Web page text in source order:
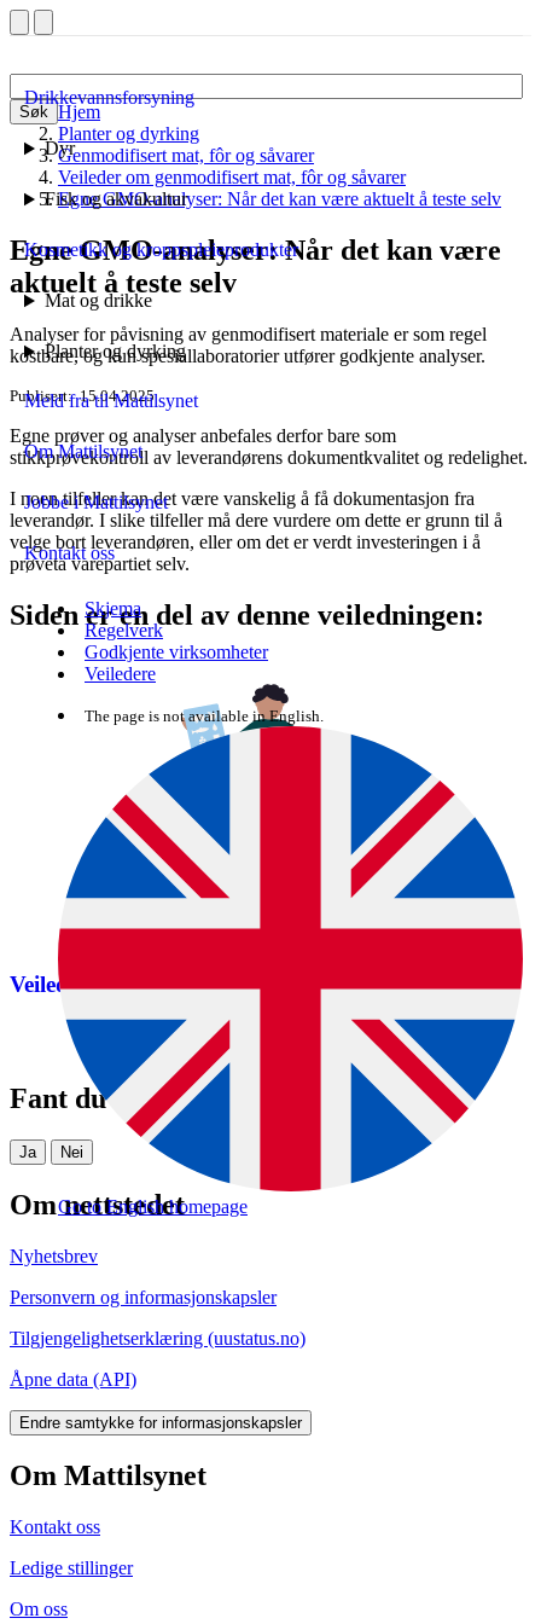
Søk
Drikkevannsforsyning
Dyr
Fisk og akvakultur
Kosmetikk og kroppspleieprodukter
Mat og drikke
Planter og dyrking
Meld fra til Mattilsynet
Om Mattilsynet
Jobbe i Mattilsynet
Kontakt oss
Skjema
Regelverk
Godkjente virksomheter
Veiledere
The page is not available in English.
Go to English homepage
Hjem
Planter og dyrking
Genmodifisert mat, fôr og såvarer
Veileder om genmodifisert mat, fôr og såvarer
Egne GMO-analyser: Når det kan være aktuelt å teste selv
Egne GMO-analyser: Når det kan være
aktuelt å teste selv
Analyser for påvisning av genmodifisert materiale er som regel
kostbare, og kun spesiallaboratorier utfører godkjente analyser.
Publisert 15.04.2025
Egne prøver og analyser anbefales derfor bare som
stikkprøvekontroll av leverandørens dokumentkvalitet og redelighet.
I noen tilfeller kan det være vanskelig å få dokumentasjon fra
leverandør. I slike tilfeller må dere vurdere om dette er grunn til å
velge bort leverandøren, eller om det er verdt investeringen i å
prøveta varepartiet selv.
Siden er en del av denne veiledningen:
Veileder om genmodifisert mat, fôr og såvarer
Fant du det du lette etter?
Ja Nei
Om nettstedet
Nyhetsbrev
Personvern og informasjonskapsler
Tilgjengelighetserklæring (uustatus.no)
Åpne data (API)
Endre samtykke for informasjonskapsler
Om Mattilsynet
Kontakt oss
Ledige stillinger
Om oss